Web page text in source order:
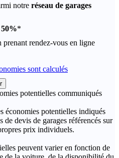
notre réseau de garages
*
prenant rendez-vous en ligne
sont calculés
potentielles communiqués
économies potentielles indiqués
de devis de garages référencés sur
prix individuels.
peuvent varier en fonction de